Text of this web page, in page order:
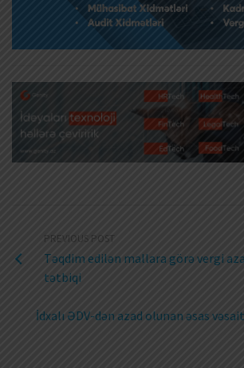
PREVIOUS POST
Təqdim edilən mallara görə vergi
tətbiqi
İdxalı ƏDV-dən azad olunan əsas